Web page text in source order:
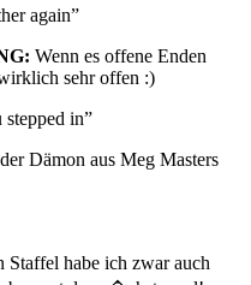
again”
Wenn es offene Enden
sehr offen :)
stepped in”
Dämon aus Meg Masters
Staffel habe ich zwar auch